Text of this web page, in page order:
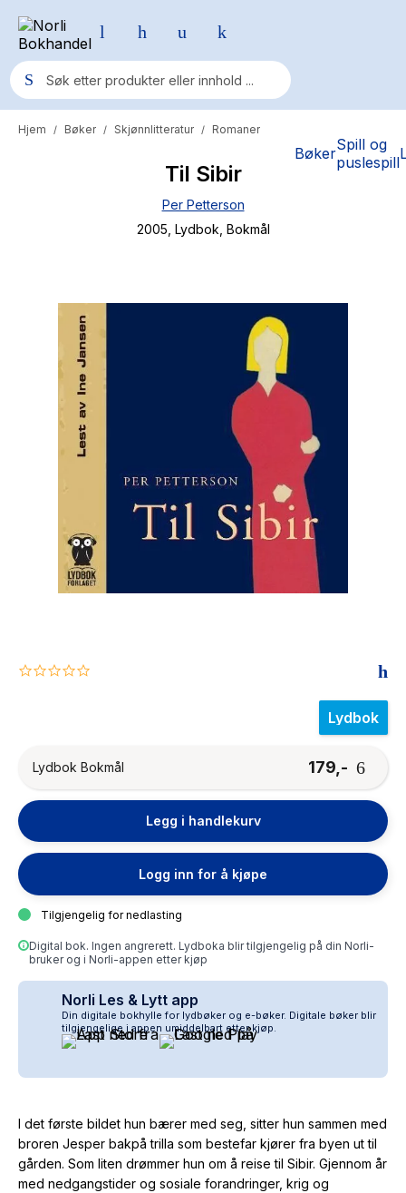
BøkerSpill og
puslespill
Populære søk
Fury Bound - Sable Sorensen
Hitster
Hypopressiv trening
The Housemaid
Hjem / Bøker / Skjønnlitteratur / Romaner
Til Sibir
Per Petterson
2005 , Lydbok , Bokmål
0.0
Lydbok
Lydbok Bokmål 179,-
Legg i handlekurv
Logg inn for å kjøpe
Tilgjengelig for nedlasting
Digital bok. Ingen angrerett. Lydboka blir tilgjengelig på din Norli-
bruker og i Norli-appen etter kjøp
Norli Les & Lytt app
Din digitale bokhylle for lydbøker og e-bøker. Digitale bøker blir
tilgjengelige i appen umiddelbart etter kjøp.
I det første bildet hun bærer med seg, sitter hun sammen med
broren Jesper bakpå trilla som bestefar kjører fra byen ut til
gården. Som liten drømmer hun om å reise til Sibir. Gjennom år
med nedgangstider og sosiale forandringer, krig og